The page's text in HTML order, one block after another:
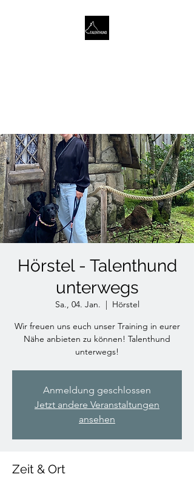
Hörstel - Talenthund
unterwegs
Sa., 04. Jan.
  |
Hörstel
Wir freuen uns euch unser Training in eurer
Nähe anbieten zu können! Talenthund
unterwegs!
Anmeldung geschlossen
Jetzt andere Veranstaltungen
ansehen
Zeit & Ort